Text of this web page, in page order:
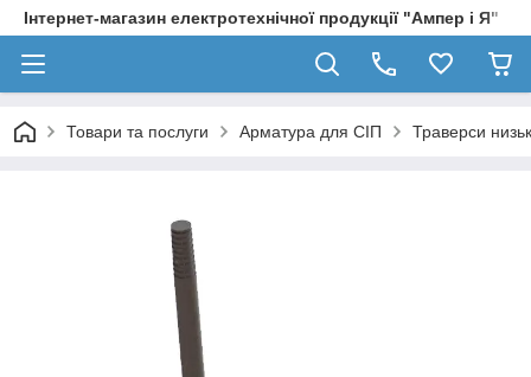
Інтернет-магазин електротехнічної продукції "Ампер і Я"
Товари та послуги Арматура для СІП Траверси